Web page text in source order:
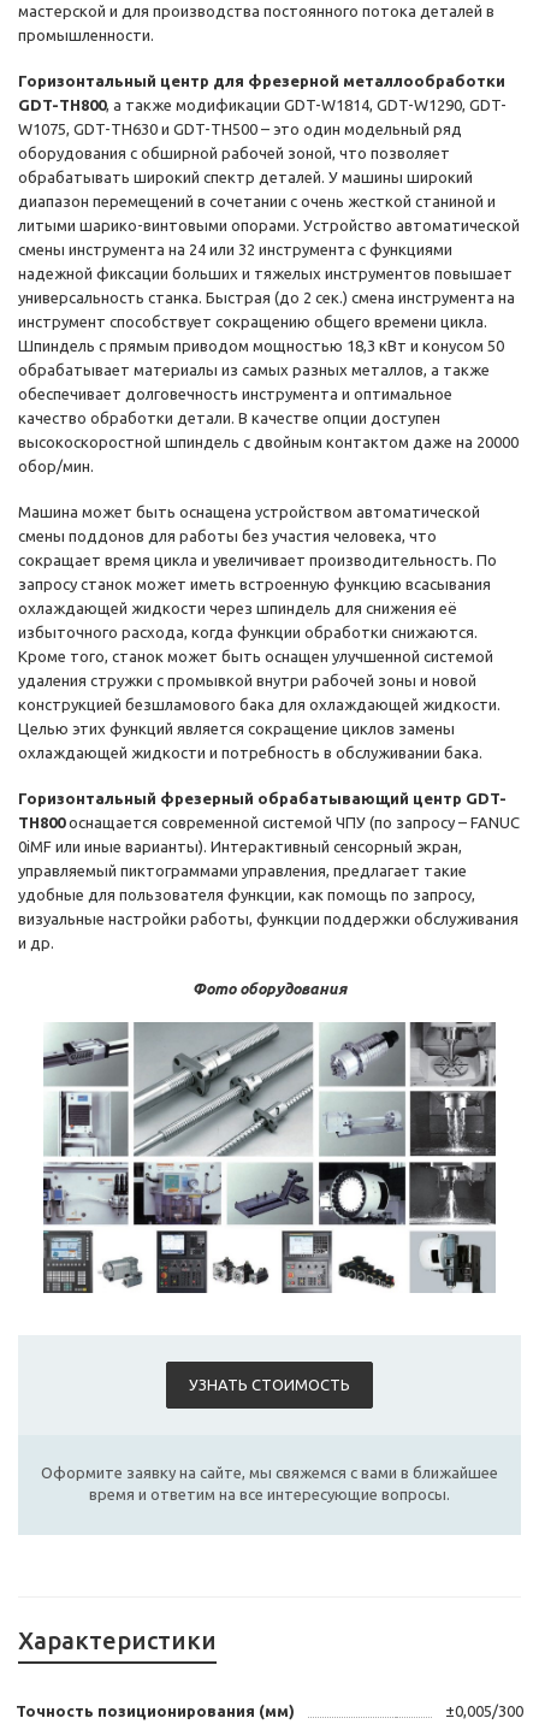
мастерской и для производства постоянного потока деталей в
промышленности.
Горизонтальный центр для фрезерной металлообработки
GDT-ТН800, а также модификации GDT-W1814, GDT-W1290, GDT-
W1075, GDT-ТН630 и GDT-ТН500 – это один модельный ряд
оборудования с обширной рабочей зоной, что позволяет
обрабатывать широкий спектр деталей. У машины широкий
диапазон перемещений в сочетании с очень жесткой станиной и
литыми шарико-винтовыми опорами. Устройство автоматической
смены инструмента на 24 или 32 инструмента с функциями
надежной фиксации больших и тяжелых инструментов повышает
универсальность станка. Быстрая (до 2 сек.) смена инструмента на
инструмент способствует сокращению общего времени цикла.
Шпиндель с прямым приводом мощностью 18,3 кВт и конусом 50
обрабатывает материалы из самых разных металлов, а также
обеспечивает долговечность инструмента и оптимальное
качество обработки детали. В качестве опции доступен
высокоскоростной шпиндель с двойным контактом даже на 20000
обор/мин.
Машина может быть оснащена устройством автоматической
смены поддонов для работы без участия человека, что
сокращает время цикла и увеличивает производительность. По
запросу станок может иметь встроенную функцию всасывания
охлаждающей жидкости через шпиндель для снижения её
избыточного расхода, когда функции обработки снижаются.
Кроме того, станок может быть оснащен улучшенной системой
удаления стружки с промывкой внутри рабочей зоны и новой
конструкцией безшламового бака для охлаждающей жидкости.
Целью этих функций является сокращение циклов замены
охлаждающей жидкости и потребность в обслуживании бака.
Горизонтальный фрезерный обрабатывающий центр GDT-
ТН800оснащается современной системой ЧПУ (по запросу – FANUC
0iMF или иные варианты). Интерактивный сенсорный экран,
управляемый пиктограммами управления, предлагает такие
удобные для пользователя функции, как помощь по запросу,
визуальные настройки работы, функции поддержки обслуживания
и др.
Фото оборудования
УЗНАТЬ СТОИМОСТЬ
Оформите заявку на сайте, мы свяжемся с вами в ближайшее
время и ответим на все интересующие вопросы.
Характеристики
Точность позиционирования (мм) ±0,005/300